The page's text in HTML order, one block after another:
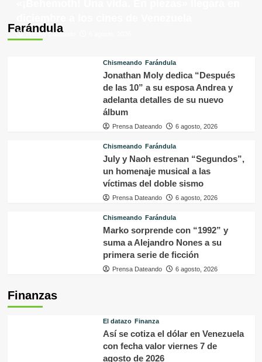
Farándula
Prensa Dateando
Chismeando Farándula
Jonathan Moly dedica “Después
de las 10” a su esposa Andrea y
adelanta detalles de su nuevo
álbum
Prensa Dateando 6 agosto, 2026
Chismeando Farándula
July y Naoh estrenan “Segundos”,
un homenaje musical a las
víctimas del doble sismo
Prensa Dateando 6 agosto, 2026
Chismeando Farándula
Marko sorprende con “1992” y
suma a Alejandro Nones a su
primera serie de ficción
Prensa Dateando 6 agosto, 2026
Finanzas
El datazo Finanza
Así se cotiza el dólar en Venezuela
con fecha valor viernes 7 de
agosto de 2026